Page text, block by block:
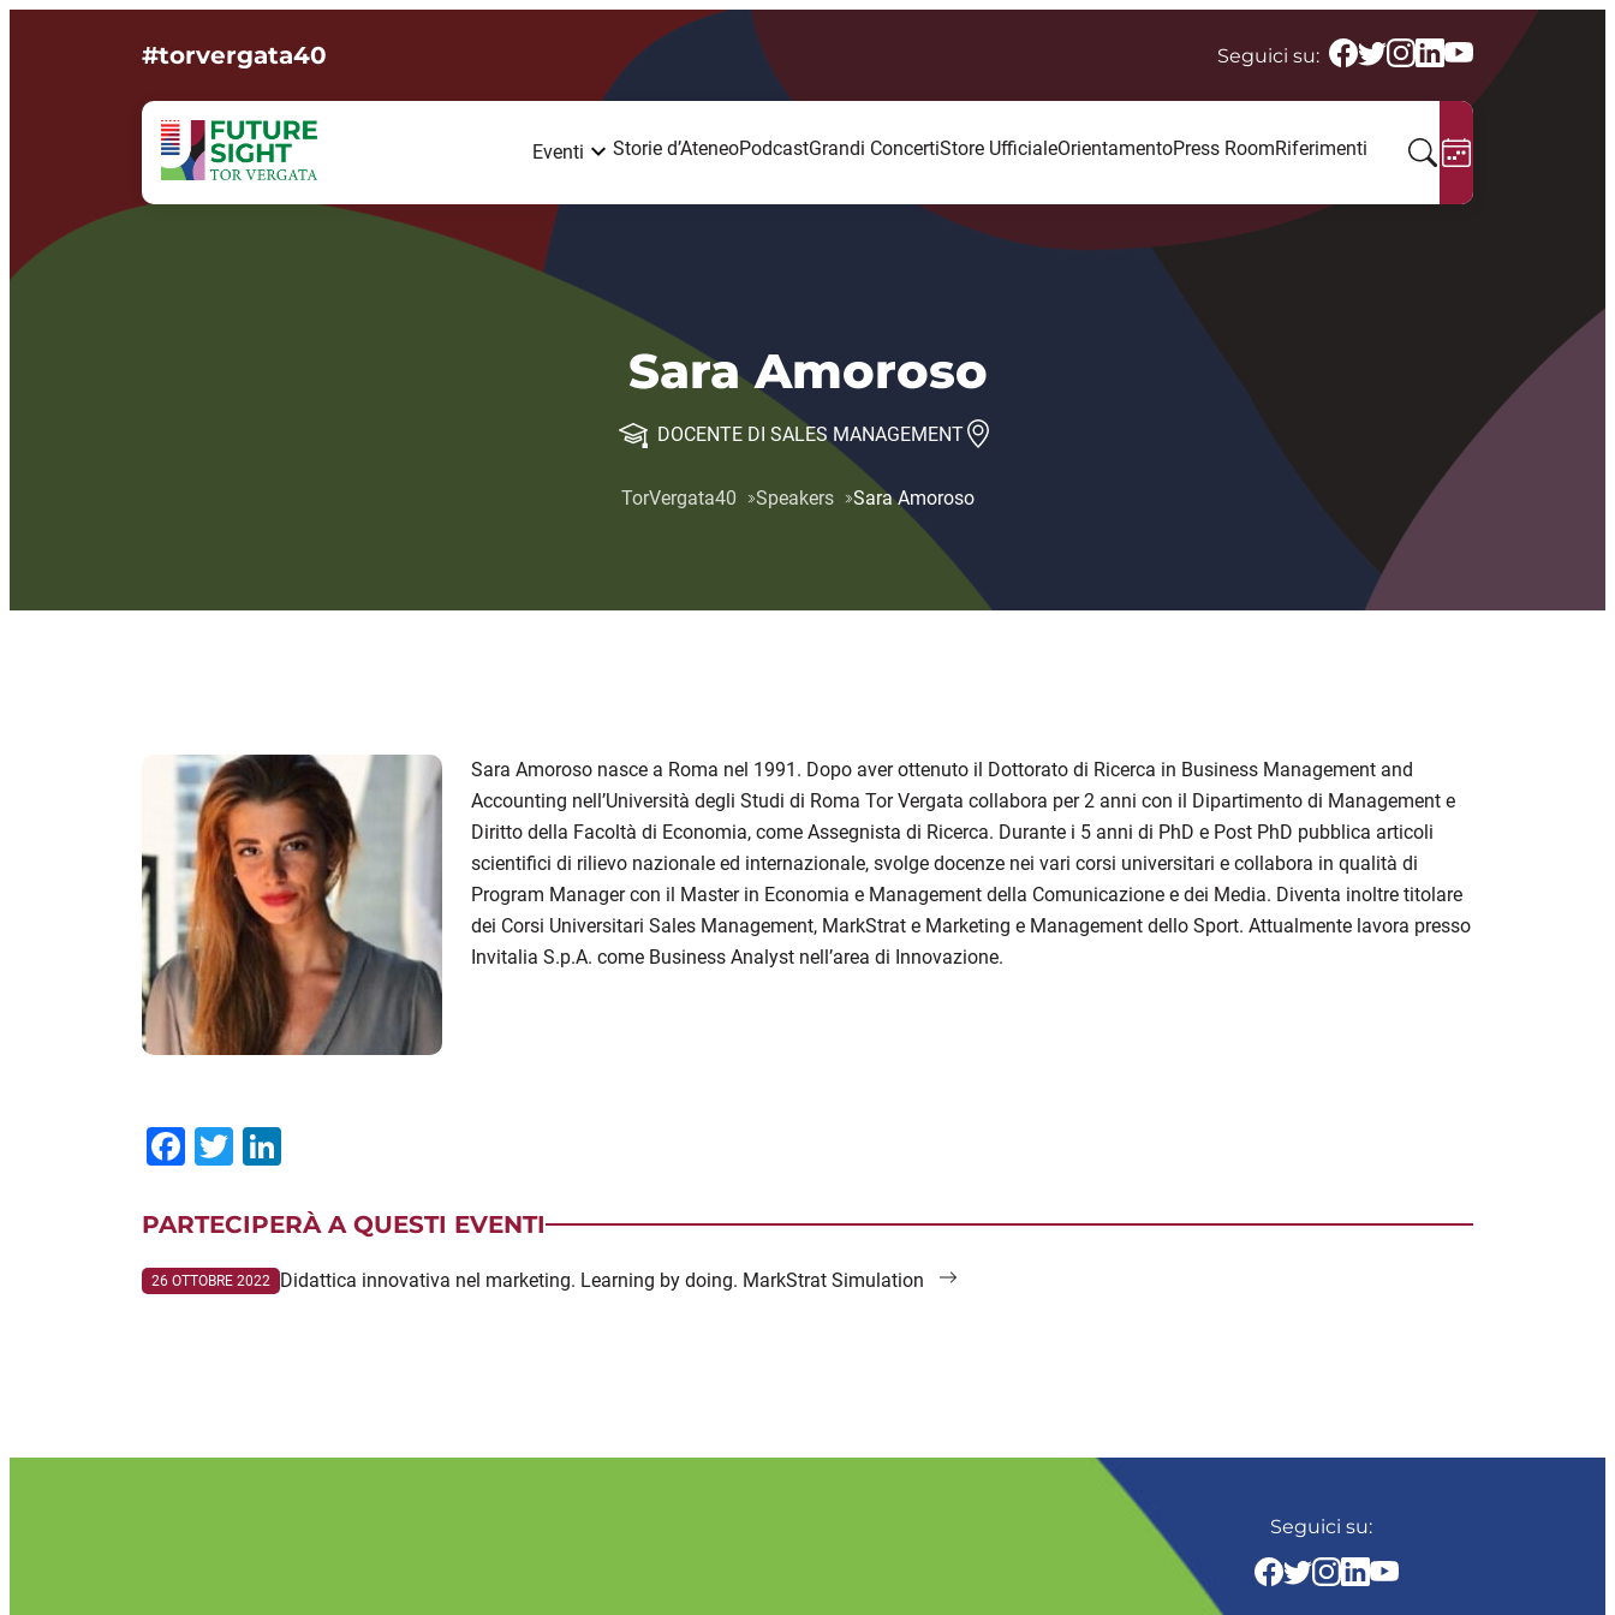
#torvergata40 Seguici su:
Eventi Storie d’AteneoPodcastGrandi ConcertiStore UfficialeOrientamentoPress RoomRiferimenti
Sara Amoroso
DOCENTE DI SALES MANAGEMENT
TorVergata40 Speakers Sara Amoroso
Sara Amoroso nasce a Roma nel 1991. Dopo aver ottenuto il Dottorato di Ricerca in Business Management and
Accounting nell’Università degli Studi di Roma Tor Vergata collabora per 2 anni con il Dipartimento di Management e
Diritto della Facoltà di Economia, come Assegnista di Ricerca. Durante i 5 anni di PhD e Post PhD pubblica articoli
scientifici di rilievo nazionale ed internazionale, svolge docenze nei vari corsi universitari e collabora in qualità di
Program Manager con il Master in Economia e Management della Comunicazione e dei Media. Diventa inoltre titolare
dei Corsi Universitari Sales Management, MarkStrat e Marketing e Management dello Sport. Attualmente lavora presso
Invitalia S.p.A. come Business Analyst nell’area di Innovazione.
Facebook
Twitter
PARTECIPERÀ A QUESTI EVENTI
26 OTTOBRE 2022 Didattica innovativa nel marketing. Learning by doing. MarkStrat Simulation
Seguici su: